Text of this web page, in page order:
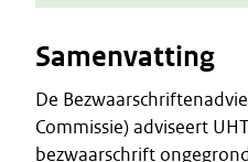
Samenvatting
De
Commissie) adviseert
bezwaarschrift